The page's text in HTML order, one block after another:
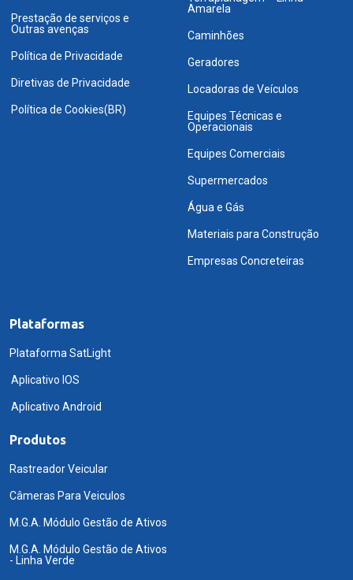
Prestação de serviços e
Outras avenças
Política de Privacidade
Diretivas de Privacidade
Política de Cookies(BR)
Amarela
Caminhões
Geradores
Locadoras de Veículos
Equipes Técnicas e
Operacionais
Equipes Comerciais
Supermercados
Água e Gás
Materiais para Construção
Empresas Concreteiras
Plataformas
Plataforma SatLight
Aplicativo IOS
Aplicativo Android
Produtos
Rastreador Veicular
Câmeras Para Veiculos
M.G.A. Módulo Gestão de Ativos
M.G.A. Módulo Gestão de Ativos
- Linha Verde